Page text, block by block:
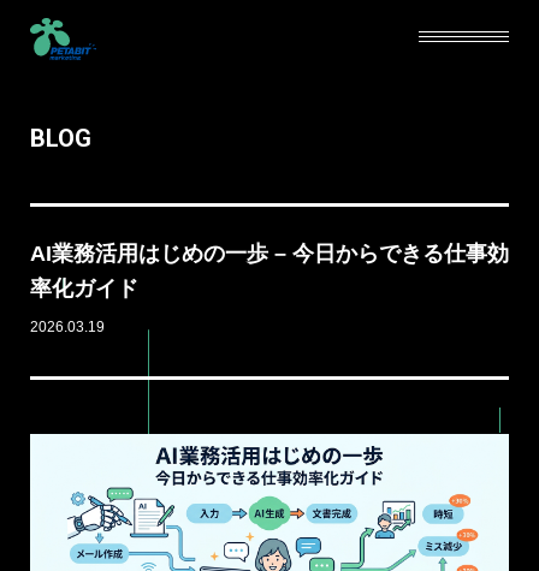
BLOG
AI業務活用はじめの一歩 – 今日からできる仕事効
率化ガイド
2026.03.19
ABOUT
CAREERS
CONTACT